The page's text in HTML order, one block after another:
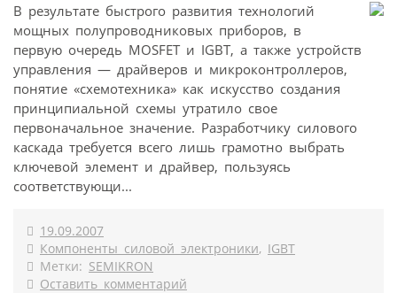
В результате быстрого развития технологий
мощных полупроводниковых приборов, в
первую очередь MOSFET и IGBT, а также устройств
управления — драйверов и микроконтроллеров,
понятие «схемотехника» как искусство создания
принципиальной схемы утратило свое
первоначальное значение. Разработчику силового
каскада требуется всего лишь грамотно выбрать
ключевой элемент и драйвер, пользуясь
соответствующи...
19.09.2007
Компоненты силовой электроники, IGBT
Метки: SEMIKRON
Оставить комментарий